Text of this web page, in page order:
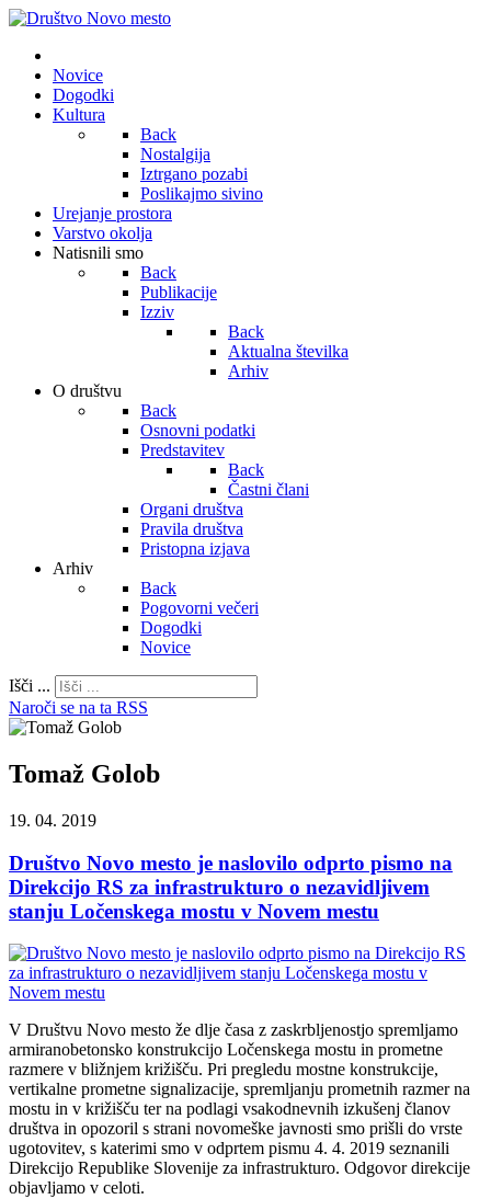
Novice
Dogodki
Kultura
Back
Nostalgija
Iztrgano pozabi
Poslikajmo sivino
Urejanje prostora
Varstvo okolja
Natisnili smo
Back
Publikacije
Izziv
Back
Aktualna številka
Arhiv
O društvu
Back
Osnovni podatki
Predstavitev
Back
Častni člani
Organi društva
Pravila društva
Pristopna izjava
Arhiv
Back
Pogovorni večeri
Dogodki
Novice
Išči ...
Naroči se na ta RSS
Tomaž Golob
19. 04. 2019
Društvo Novo mesto je naslovilo odprto pismo na
Direkcijo RS za infrastrukturo o nezavidljivem
stanju Ločenskega mostu v Novem mestu
V Društvu Novo mesto že dlje časa z zaskrbljenostjo spremljamo
armiranobetonsko konstrukcijo Ločenskega mostu in prometne
razmere v bližnjem križišču. Pri pregledu mostne konstrukcije,
vertikalne prometne signalizacije, spremljanju prometnih razmer na
mostu in v križišču ter na podlagi vsakodnevnih izkušenj članov
društva in opozoril s strani novomeške javnosti smo prišli do vrste
ugotovitev, s katerimi smo v odprtem pismu 4. 4. 2019 seznanili
Direkcijo Republike Slovenije za infrastrukturo. Odgovor direkcije
objavljamo v celoti.